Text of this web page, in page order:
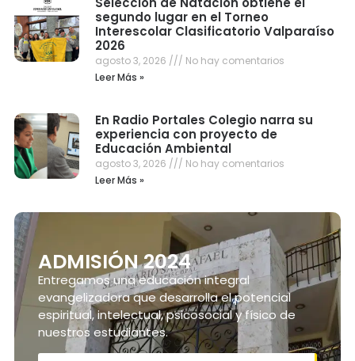
segundo lugar en el Torneo
Interescolar Clasificatorio Valparaíso
2026
agosto 3, 2026
No hay comentarios
Leer Más »
En Radio Portales Colegio narra su
experiencia con proyecto de
Educación Ambiental
agosto 3, 2026
No hay comentarios
Leer Más »
ADMISIÓN 2024
Entregamos una educación integral
evangelizadora que desarrolla el potencial
espiritual, intelectual, psicosocial y físico de
nuestros estudiantes.